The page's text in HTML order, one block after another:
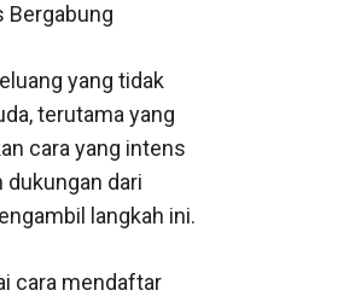
Bergabung
yang tidak
terutama yang
cara yang intens
dari
langkah ini.
cara mendaftar